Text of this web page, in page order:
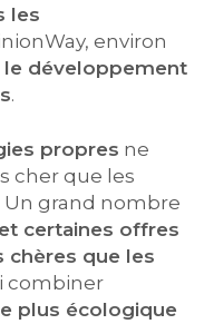
les
environ
le développement
.
propres ne
cher que les
Un grand nombre
et certaines offres
chères que les
combiner
plus écologique